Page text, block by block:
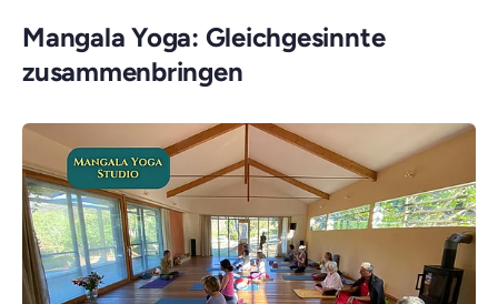
Mangala Yoga: Gleichgesinnte
zusammenbringen